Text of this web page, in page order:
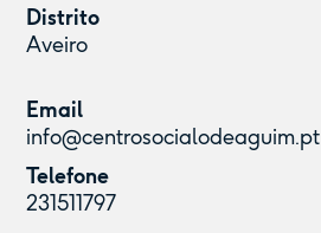
Distrito
Aveiro
Email
info@centrosocialodeaguim.pt
Telefone
231511797